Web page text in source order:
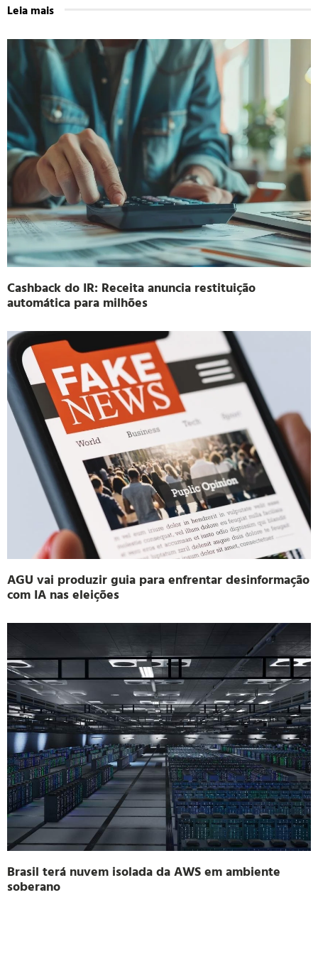
Leia mais
Cashback do IR: Receita anuncia restituição
automática para milhões
AGU vai produzir guia para enfrentar desinformação
com IA nas eleições
Brasil terá nuvem isolada da AWS em ambiente
soberano